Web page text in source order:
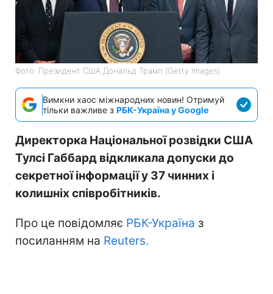
Фото: Президент США Дональд Трамп (Getty Images)
Вимкни хаос міжнародних новин! Отримуй
тільки важливе з РБК-Україна у Google
Директорка Національної розвідки США
Тулсі Габбард відкликала допуски до
секретної інформації у 37 чинних і
колишніх співробітників.
Про це повідомляє РБК-Україна з
посиланням на Reuters.